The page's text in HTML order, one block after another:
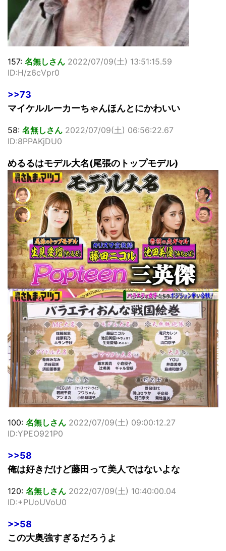
157: 名無しさん 2022/07/09(土) 13:51:15.59
ID:H/z6cVpr0
>>73
マイケルルーカーちゃんほんとにかわいい
58: 名無しさん 2022/07/09(土) 06:56:22.67
ID:8PPAKjDU0
めるるはモデル大名(尾張のトップモデル)
100: 名無しさん 2022/07/09(土) 09:00:12.27
ID:YPEO921P0
>>58
俺は好きだけど藤田って美人ではないよな
120: 名無しさん 2022/07/09(土) 10:40:00.04
ID:+PUoUVoU0
>>58
この大奥強すぎるだろうよ